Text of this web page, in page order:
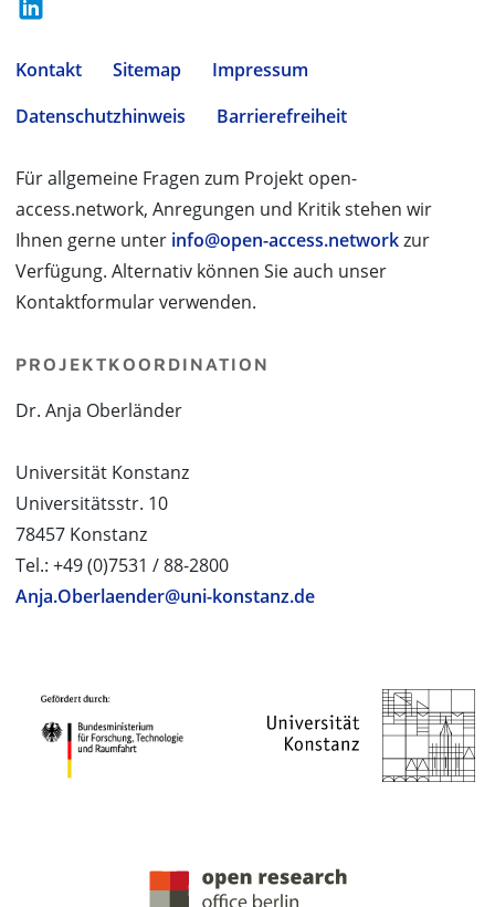
Kontakt Sitemap
Impressum
Datenschutzhinweis
Barrierefreiheit
Für allgemeine Fragen zum Projekt open-
access.network, Anregungen und Kritik stehen wir
Ihnen gerne unter info@open-access.networkzur
Verfügung. Alternativ können Sie auch unser
Kontaktformular verwenden.
PROJEKTKOORDINATION
Dr. Anja Oberländer
Universität Konstanz
Universitätsstr. 10
78457 Konstanz
Tel.: +49 (0)7531 / 88-2800
Anja.Oberlaender@uni-konstanz.de